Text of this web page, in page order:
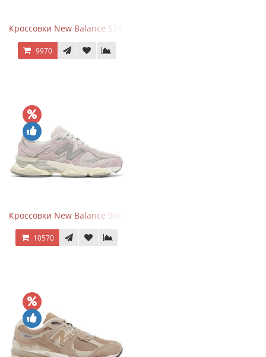
Кроссовки New Balance 574 Navy Grey
9970
Кроссовки New Balance 9060 December Sky
10570